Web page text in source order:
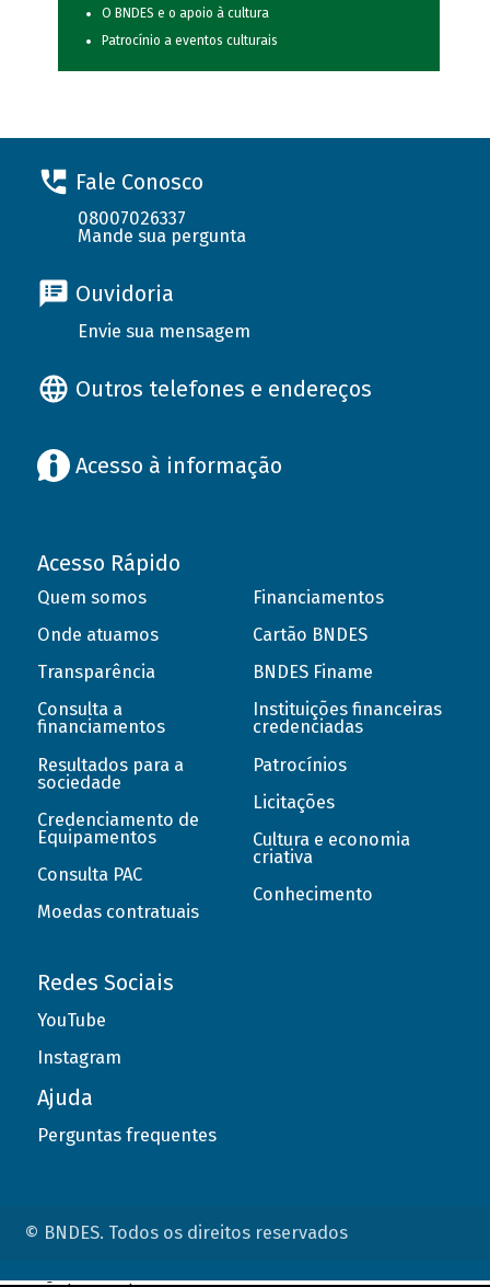
O BNDES e o apoio à cultura
Patrocínio a eventos culturais
Fale Conosco
08007026337
Mande sua pergunta
Ouvidoria
Envie sua mensagem
Outros telefones e endereços
Acesso à informação
Acesso Rápido
Quem somos
Onde atuamos
Transparência
Consulta a
financiamentos
Resultados para a
sociedade
Credenciamento de
Equipamentos
Consulta PAC
Moedas contratuais
Financiamentos
Cartão BNDES
BNDES Finame
Instituições financeiras
credenciadas
Patrocínios
Licitações
Cultura e economia
criativa
Conhecimento
Redes Sociais
YouTube
Instagram
Ajuda
Perguntas frequentes
© BNDES. Todos os direitos reservados